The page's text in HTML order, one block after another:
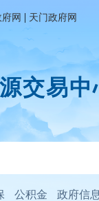
网 | 天门政府网
交易中
公积金 政府信